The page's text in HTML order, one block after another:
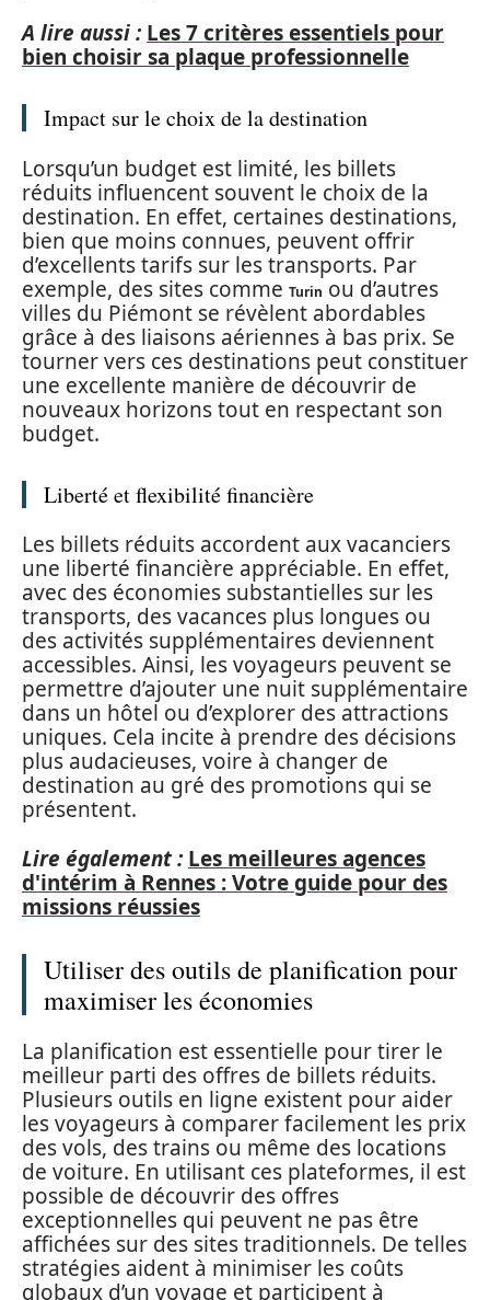
A lire aussi : Les 7 critères essentiels pour
bien choisir sa plaque professionnelle
Impact sur le choix de la destination
Lorsqu’un budget est limité, les billets
réduits influencent souvent le choix de la
destination. En effet, certaines destinations,
bien que moins connues, peuvent offrir
d’excellents tarifs sur les transports. Par
exemple, des sites comme Turin ou d’autres
villes du Piémont se révèlent abordables
grâce à des liaisons aériennes à bas prix. Se
tourner vers ces destinations peut constituer
une excellente manière de découvrir de
nouveaux horizons tout en respectant son
budget.
Liberté et flexibilité financière
Les billets réduits accordent aux vacanciers
une liberté financière appréciable. En effet,
avec des économies substantielles sur les
transports, des vacances plus longues ou
des activités supplémentaires deviennent
accessibles. Ainsi, les voyageurs peuvent se
permettre d’ajouter une nuit supplémentaire
dans un hôtel ou d’explorer des attractions
uniques. Cela incite à prendre des décisions
plus audacieuses, voire à changer de
destination au gré des promotions qui se
présentent.
Lire également : Les meilleures agences
d'intérim à Rennes : Votre guide pour des
missions réussies
Utiliser des outils de planification pour
maximiser les économies
La planification est essentielle pour tirer le
meilleur parti des offres de billets réduits.
Plusieurs outils en ligne existent pour aider
les voyageurs à comparer facilement les prix
des vols, des trains ou même des locations
de voiture. En utilisant ces plateformes, il est
possible de découvrir des offres
exceptionnelles qui peuvent ne pas être
affichées sur des sites traditionnels. De telles
stratégies aident à minimiser les coûts
globaux d’un voyage et participent à